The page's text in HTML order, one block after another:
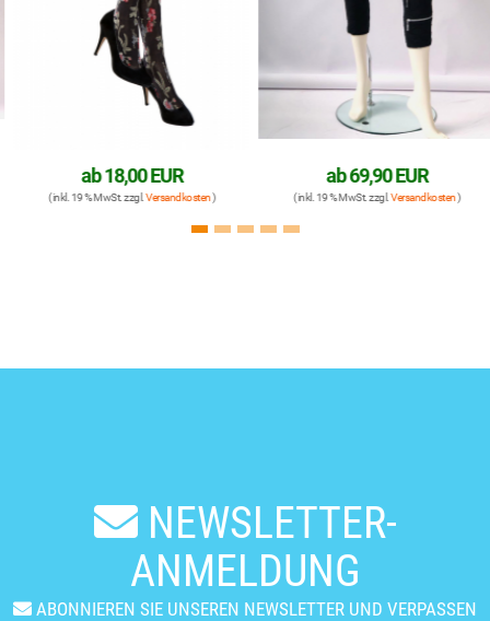
ab18,00 EUR
( inkl. 19 % MwSt. zzgl.Versandkosten)
ab69,90 EUR
( inkl. 19 % MwSt. zzgl.Versandkosten)
NEWSLETTER-
ANMELDUNG
ABONNIEREN SIE UNSEREN NEWSLETTER UND VERPASSEN